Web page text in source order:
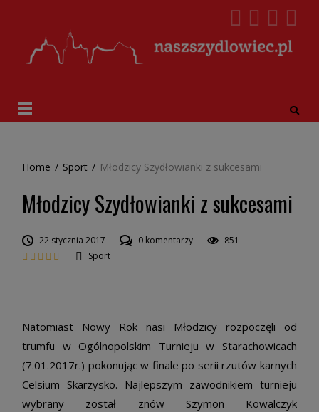
Home / Sport / Młodzicy Szydłowianki z sukcesami
Młodzicy Szydłowianki z sukcesami
22 stycznia 2017 0 komentarzy
851
Sport
Natomiast Nowy Rok nasi Młodzicy rozpoczęli od
trumfu w Ogólnopolskim Turnieju w Starachowicach
(7.01.2017r.) pokonując w finale po serii rzutów karnych
Celsium Skarżysko. Najlepszym zawodnikiem turnieju
wybrany został znów Szymon Kowalczyk